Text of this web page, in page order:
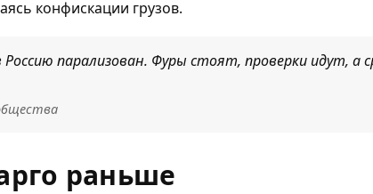
конфискации грузов.
парализован. Фуры стоят, проверки идут, а
раньше